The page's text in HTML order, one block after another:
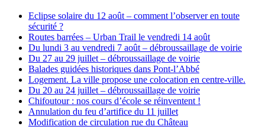
Eclipse solaire du 12 août – comment l’observer en toute
sécurité ?
Routes barrées – Urban Trail le vendredi 14 août
Du lundi 3 au vendredi 7 août – débroussaillage de voirie
Du 27 au 29 juillet – débroussaillage de voirie
Balades guidées historiques dans Pont-l’Abbé
Logement. La ville propose une colocation en centre-ville.
Du 20 au 24 juillet – débroussaillage de voirie
Chifoutour : nos cours d’école se réinventent !
Annulation du feu d’artifice du 11 juillet
Modification de circulation rue du Château